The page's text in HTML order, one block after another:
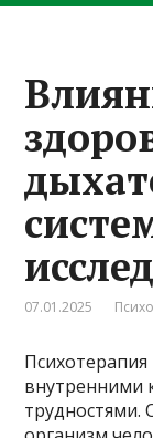
07.01.2025
внутренними
трудностями.